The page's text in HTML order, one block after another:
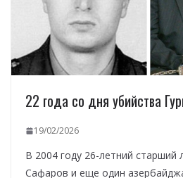
22 года со дня убийства
19/02/2026
В 2004 году 26-летний старший
Сафаров и еще один